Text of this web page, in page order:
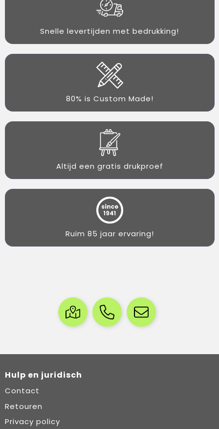
Snelle levertijden met bedrukking!
80% is Custom Made!
Altijd een gratis drukproef
Ruim 85 jaar ervaring!
Hulp en juridisch
Contact
Retouren
Privacy policy